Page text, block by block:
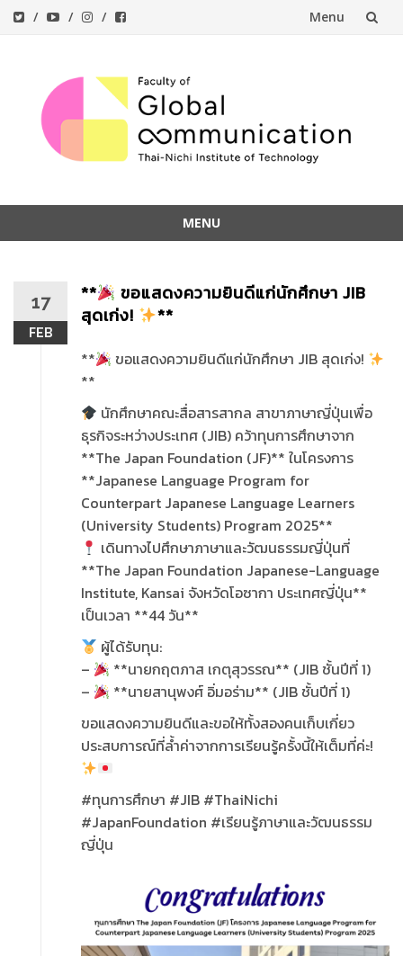
Menu
content
MENU
content
17
FEB
**
ขอแสดงความยินดีแก่นักศึกษา JIB
สุดเก่ง!
**
**
ขอแสดงความยินดีแก่นักศึกษา JIB สุดเก่ง!
**
นักศึกษาคณะสื่อสารสากล สาขาภาษาญี่ปุ่นเพื่อ
ธุรกิจระหว่างประเทศ (JIB) คว้าทุนการศึกษาจาก
**The Japan Foundation (JF)** ในโครงการ
**Japanese Language Program for
Counterpart Japanese Language Learners
(University Students) Program 2025**
เดินทางไปศึกษาภาษาและวัฒนธรรมญี่ปุ่นที่
**The Japan Foundation Japanese-Language
Institute, Kansai จังหวัดโอซากา ประเทศญี่ปุ่น**
เป็นเวลา **44 วัน**
ผู้ได้รับทุน:
–
**นายกฤตภาส เกตุสุวรรณ** (JIB ชั้นปีที่ 1)
–
**นายสานุพงศ์ อิ่มอร่าม** (JIB ชั้นปีที่ 1)
ขอแสดงความยินดีและขอให้ทั้งสองคนเก็บเกี่ยว
ประสบการณ์ที่ล้ำค่าจากการเรียนรู้ครั้งนี้ให้เต็มที่ค่ะ!
#ทุนการศึกษา #JIB #ThaiNichi
#JapanFoundation #เรียนรู้ภาษาและวัฒนธรรม
ญี่ปุ่น